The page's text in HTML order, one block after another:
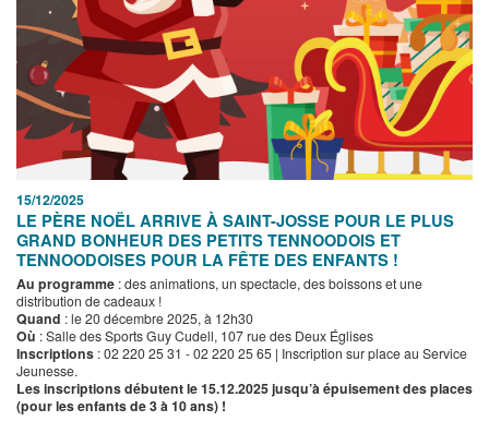
15/12/2025
LE PÈRE NOËL ARRIVE À SAINT-JOSSE POUR LE PLUS
GRAND BONHEUR DES PETITS TENNOODOIS ET
TENNOODOISES POUR LA FÊTE DES ENFANTS !
Au programme : des animations, un spectacle, des boissons et une
distribution de cadeaux !
Quand : le 20 décembre 2025, à 12h30
Où : Salle des Sports Guy Cudell, 107 rue des Deux Églises
Inscriptions : 02 220 25 31 - 02 220 25 65 | Inscription sur place au Service
Jeunesse.
Les inscriptions débutent le 15.12.2025 jusqu’à épuisement des places
(pour les enfants de 3 à 10 ans) !